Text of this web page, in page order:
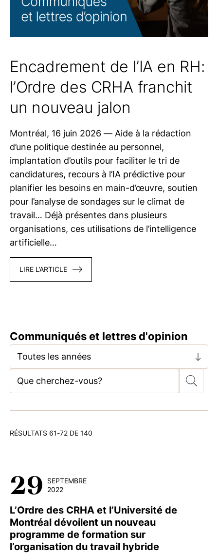
Encadrement de l’IA en RH:
l’Ordre des CRHA franchit
un nouveau jalon
Montréal, 16 juin 2026 — Aide à la rédaction
d’une politique destinée au personnel,
implantation d’outils pour faciliter le tri de
candidatures, recours à l’IA prédictive pour
planifier les besoins en main-d’œuvre, soutien
pour l’analyse de sondages sur le climat de
travail… Déjà présentes dans plusieurs
organisations, ces utilisations de l’intelligence
artificielle…
LIRE L’ARTICLE
Communiqués et lettres d'opinion
Toutes les années
RÉSULTATS 61-72 DE 140
29
SEPTEMBRE
2022
L’Ordre des CRHA et l’Université de
Montréal dévoilent un nouveau
programme de formation sur
l’organisation du travail hybride